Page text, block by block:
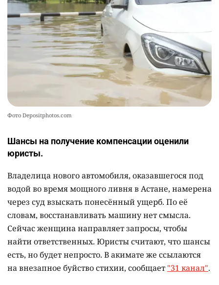
10
🤔 "Буллинг никуда не исчез". Что показала
экспертная оценка госпрограммы "ДосболLike"
2330 2 14
Фото Depositphotos.com
Шансы на получение компенсации оценили
юристы.
Владелица нового автомобиля, оказавшегося под
водой во время мощного ливня в Астане, намерена
через суд взыскать понесённый ущерб. По её
словам, восстанавливать машину нет смысла.
Сейчас женщина направляет запросы, чтобы
найти ответственных. Юристы считают, что шансы
есть, но будет непросто. В акимате же ссылаются
на внезапное буйство стихии, сообщает "31 канал".